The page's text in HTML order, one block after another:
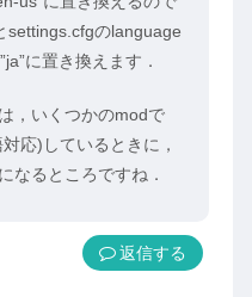
settings.cfgのlanguage
に置き換えます．
，いくつかのmodで
応)しているときに，
なるところですね．
返信